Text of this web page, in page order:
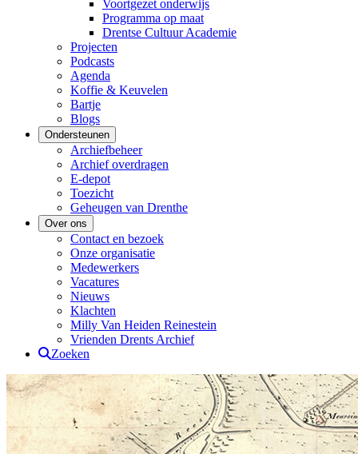
Voortgezet onderwijs
Programma op maat
Drentse Cultuur Academie
Projecten
Podcasts
Agenda
Koffie & Keuvelen
Bartje
Blogs
Ondersteunen
Archiefbeheer
Archief overdragen
E-depot
Toezicht
Geheugen van Drenthe
Over ons
Contact en bezoek
Onze organisatie
Medewerkers
Vacatures
Nieuws
Klachten
Milly Van Heiden Reinestein
Vrienden Drents Archief
Zoeken
Drents Archief